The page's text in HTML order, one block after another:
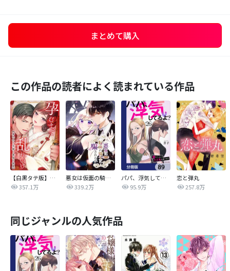
まとめて購入
この作品の読者によく読まれている作品
【白黒タテ版】孕むまで乱れいけ～身代わり花嫁と軍服の猛愛
357.1万
悪女は仮面の騎士に騙されない
339.2万
パパ、浮気してるよ？娘と二人でクズ夫を捨てます【分冊版】
95.9万
恋と弾丸
257.8万
同じジャンルの人気作品